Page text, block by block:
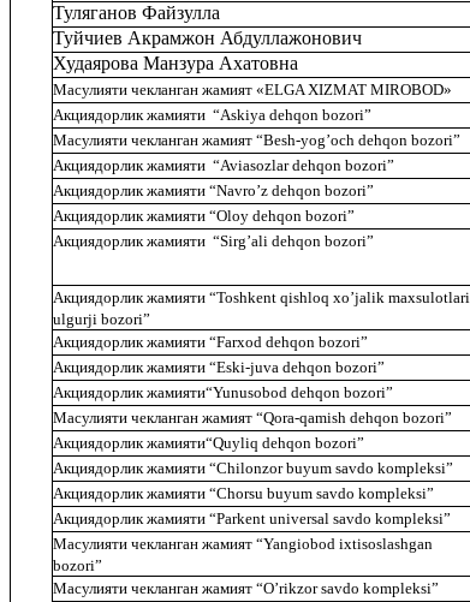
Туляганов Файзулла
Туйчиев Акрамжон Абдуллажонович
Худаярова Манзура Ахатовна
Масулияти чекланган жамият «ELGA XIZMAT MIROBOD»
Акциядорлик жамияти “Askiya dehqon bozori”
Масулияти чекланган жамият “Besh-yog’och dehqon bozori”
Акциядорлик жамияти “Aviasozlardehqon bozori”
Акциядорлик жамияти “Navro’z dehqon bozori”
Акциядорлик жамияти “Oloy dehqon bozori”
Акциядорлик жамияти “Sirg’ali dehqon bozori”
Акциядорлик жамияти “Toshkent qishloq xo’jalik maхsulotlari
ulgurji bozori”
Акциядорлик жамияти “Farхod dehqon bozori”
Акциядорлик жамияти “Eski-juva dehqon bozori”
Акциядорлик жамияти“Yunusobod dehqon bozori”
Масулияти чекланган жамият “Qora-qamish dehqon bozori”
Акциядорлик жамияти“Quyliq dehqon bozori”
Акциядорлик жамияти “Chilonzor buyum savdo kompleksi”
Акциядорлик жамияти “Chorsu buyum savdo kompleksi”
Акциядорлик жамияти “Parkent universal savdo kompleksi”
Масулияти чекланган жамият “Yangiobod ixtisoslashgan
bozori”
Масулияти чекланган жамият “O’rikzor savdo kompleksi”